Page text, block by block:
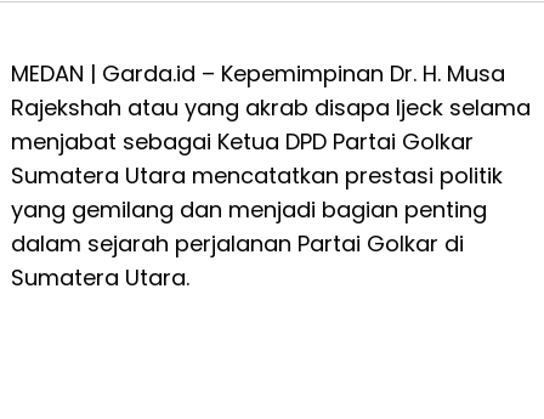
MEDAN | Garda.id – Kepemimpinan Dr. H. Musa
Rajekshah atau yang akrab disapa Ijeck selama
menjabat sebagai Ketua DPD Partai Golkar
Sumatera Utara mencatatkan prestasi politik
yang gemilang dan menjadi bagian penting
dalam sejarah perjalanan Partai Golkar di
Sumatera Utara.